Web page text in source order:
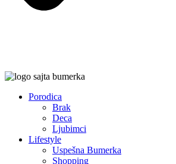
Porodica
Brak
Deca
Ljubimci
Lifestyle
Uspešna Bumerka
Shopping